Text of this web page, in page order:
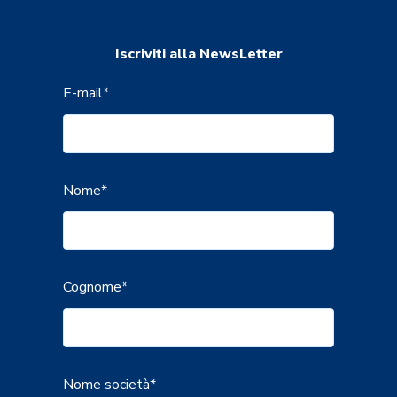
Iscriviti alla NewsLetter
E-mail*
Nome*
Cognome*
Nome società*